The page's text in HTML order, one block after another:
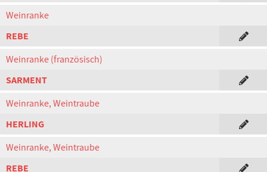
Weinranke
REBE
Weinranke (französisch)
SARMENT
Weinranke, Weintraube
HERLING
Weinranke, Weintraube
REBE